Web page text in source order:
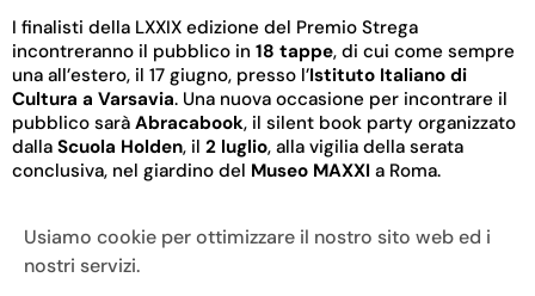
Usiamo cookie per ottimizzare il nostro sito web ed i
nostri servizi.
I finalisti della LXXIX edizione del Premio Strega
incontreranno il pubblico in 18 tappe, di cui come sempre
una all’estero, il 17 giugno, presso l’Istituto Italiano di
Cultura a Varsavia. Una nuova occasione per incontrare il
pubblico sarà Abracabook, il silent book party organizzato
dalla Scuola Holden, il 2 luglio, alla vigilia della serata
conclusiva, nel giardino del Museo MAXXI a Roma.
BeneventoconFondazione Maria e Goffredo Belloncie
Strega Alberti Benevento